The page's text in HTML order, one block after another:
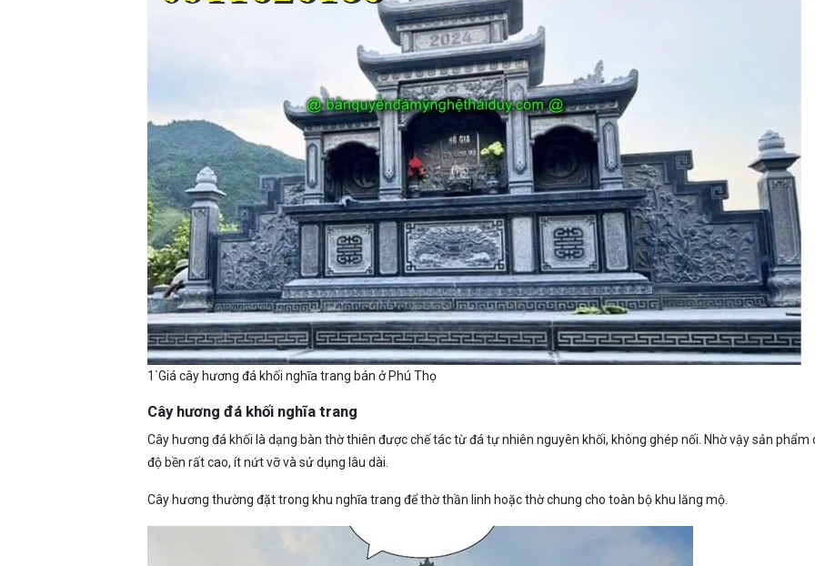
1`Giá cây hương đá khối nghĩa trang bán ở Phú Thọ
Cây hương đá khối nghĩa trang
Cây hương đá khối là dạng bàn thờ thiên được chế tác từ đá tự nhiên nguyên khối, không ghép nối. Nhờ vậy sản phẩm
độ bền rất cao, ít nứt vỡ và sử dụng lâu dài.
Cây hương thường đặt trong khu nghĩa trang để thờ thần linh hoặc thờ chung cho toàn bộ khu lăng mộ.